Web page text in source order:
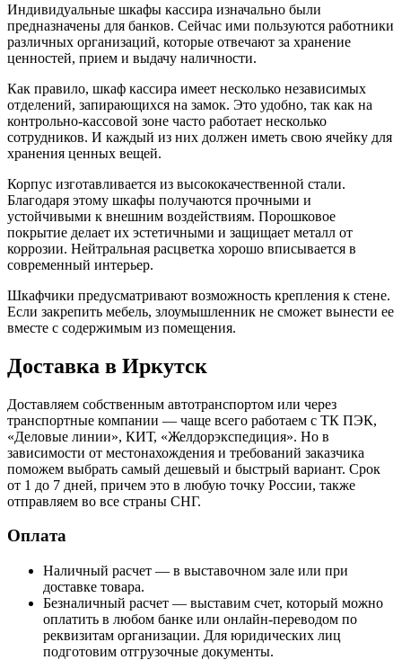
Индивидуальные шкафы кассира изначально были
предназначены для банков. Сейчас ими пользуются работники
различных организаций, которые отвечают за хранение
ценностей, прием и выдачу наличности.
Как правило, шкаф кассира имеет несколько независимых
отделений, запирающихся на замок. Это удобно, так как на
контрольно-кассовой зоне часто работает несколько
сотрудников. И каждый из них должен иметь свою ячейку для
хранения ценных вещей.
Корпус изготавливается из высококачественной стали.
Благодаря этому шкафы получаются прочными и
устойчивыми к внешним воздействиям. Порошковое
покрытие делает их эстетичными и защищает металл от
коррозии. Нейтральная расцветка хорошо вписывается в
современный интерьер.
Шкафчики предусматривают возможность крепления к стене.
Если закрепить мебель, злоумышленник не сможет вынести ее
вместе с содержимым из помещения.
Доставка в Иркутск
Доставляем собственным автотранспортом или через
транспортные компании — чаще всего работаем с ТК ПЭК,
«Деловые линии», КИТ, «Желдорэкспедиция». Но в
зависимости от местонахождения и требований заказчика
поможем выбрать самый дешевый и быстрый вариант. Срок
от 1 до 7 дней, причем это в любую точку России, также
отправляем во все страны СНГ.
Оплата
Наличный расчет — в выставочном зале или при
доставке товара.
Безналичный расчет — выставим счет, который можно
оплатить в любом банке или онлайн-переводом по
реквизитам организации. Для юридических лиц
подготовим отгрузочные документы.